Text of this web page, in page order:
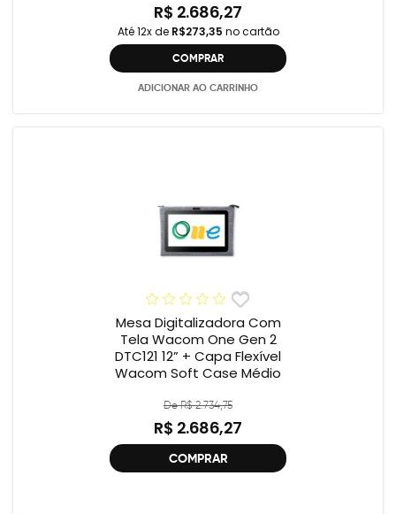
R$ 2.686,27
Até 12x de R$273,35 no cartão
COMPRAR
ADICIONAR AO CARRINHO
Mesa Digitalizadora Com
Tela Wacom One Gen 2
DTC121 12” + Capa Flexível
Wacom Soft Case Médio
De R$ 2.734,75
R$ 2.686,27
COMPRAR